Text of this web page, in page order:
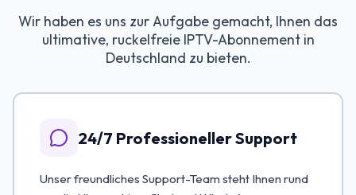
Wir haben es uns zur Aufgabe gemacht, Ihnen das
ultimative, ruckelfreie IPTV-Abonnement in
Deutschland zu bieten.
24/7 Professioneller Support
Unser freundliches Support-Team steht Ihnen rund